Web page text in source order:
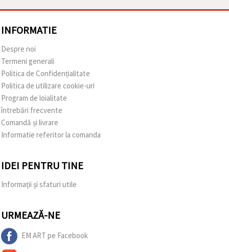
INFORMATIE
Despre noi
Termeni generali
Politica de Confidențialitate
Politica de utilizare cookie-uri
Program de loialitate
întrebări frecvente
Comandă și livrare
Informatie referitor la comanda
IDEI PENTRU TINE
Informații și sfaturi utile
URMEAZĂ-NE
EM ART pe Facebook